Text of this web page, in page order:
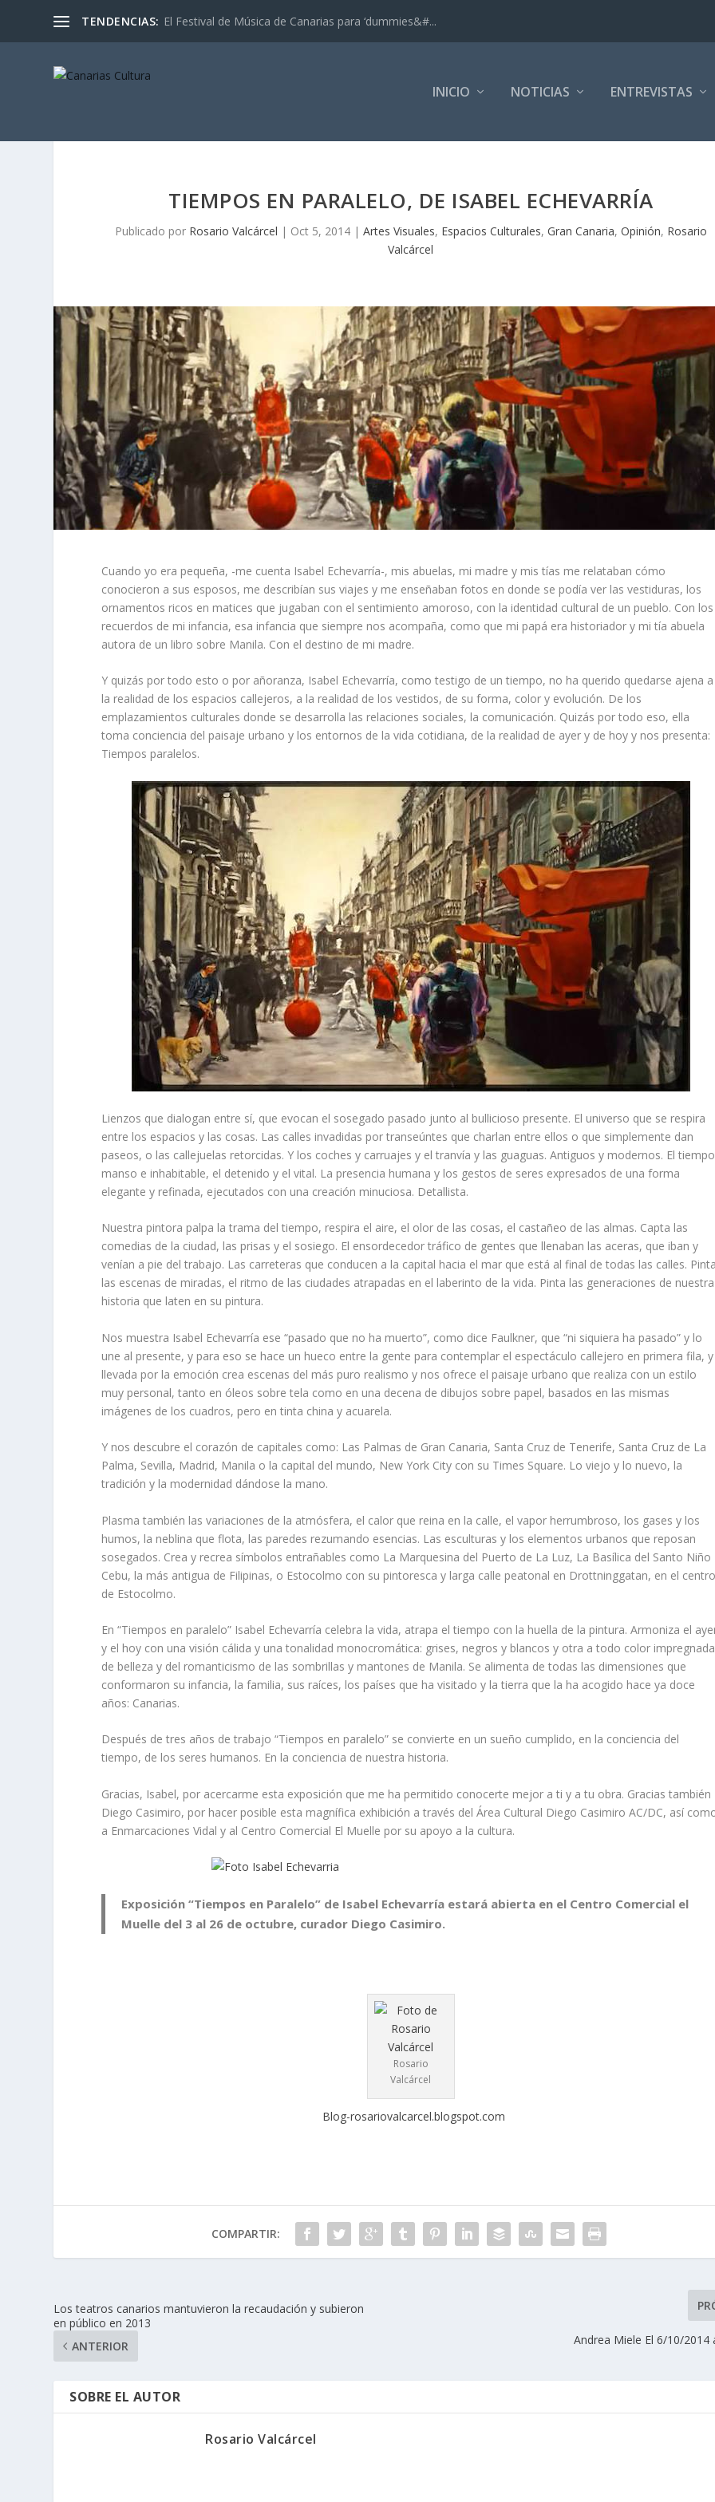
TENDENCIAS: El Festival de Música de Canarias para ‘dummies&#...
INICIO NOTICIAS ENTREVISTAS
TIEMPOS EN PARALELO, DE ISABEL ECHEVARRÍA
Publicado por Rosario Valcárcel | Oct 5, 2014| Artes Visuales, Espacios Culturales, Gran Canaria, Opinión, Rosario
Valcárcel
Cuando yo era pequeña, -me cuenta Isabel Echevarría-, mis abuelas, mi madre y mis tías me relataban cómo
conocieron a sus esposos, me describían sus viajes y me enseñaban fotos en donde se podía ver las vestiduras, los
ornamentos ricos en matices que jugaban con el sentimiento amoroso, con la identidad cultural de un pueblo. Con los
recuerdos de mi infancia, esa infancia que siempre nos acompaña, como que mi papá era historiador y mi tía abuela
autora de un libro sobre Manila. Con el destino de mi madre.
Y quizás por todo esto o por añoranza, Isabel Echevarría, como testigo de un tiempo, no ha querido quedarse ajena a
la realidad de los espacios callejeros, a la realidad de los vestidos, de su forma, color y evolución. De los
emplazamientos culturales donde se desarrolla las relaciones sociales, la comunicación. Quizás por todo eso, ella
toma conciencia del paisaje urbano y los entornos de la vida cotidiana, de la realidad de ayer y de hoy y nos presenta:
Tiempos paralelos.
Lienzos que dialogan entre sí, que evocan el sosegado pasado junto al bullicioso presente. El universo que se respira
entre los espacios y las cosas. Las calles invadidas por transeúntes que charlan entre ellos o que simplemente dan
paseos, o las callejuelas retorcidas. Y los coches y carruajes y el tranvía y las guaguas. Antiguos y modernos. El tiempo
manso e inhabitable, el detenido y el vital. La presencia humana y los gestos de seres expresados de una forma
elegante y refinada, ejecutados con una creación minuciosa. Detallista.
Nuestra pintora palpa la trama del tiempo, respira el aire, el olor de las cosas, el castañeo de las almas. Capta las
comedias de la ciudad, las prisas y el sosiego. El ensordecedor tráfico de gentes que llenaban las aceras, que iban y
venían a pie del trabajo. Las carreteras que conducen a la capital hacia el mar que está al final de todas las calles.
las escenas de miradas, el ritmo de las ciudades atrapadas en el laberinto de la vida. Pinta las generaciones de nuestra
historia que laten en su pintura.
Nos muestra Isabel Echevarría ese “pasado que no ha muerto”, como dice Faulkner, que “ni siquiera ha pasado” y lo
une al presente, y para eso se hace un hueco entre la gente para contemplar el espectáculo callejero en primera fila, y
llevada por la emoción crea escenas del más puro realismo y nos ofrece el paisaje urbano que realiza con un estilo
muy personal, tanto en óleos sobre tela como en una decena de dibujos sobre papel, basados en las mismas
imágenes de los cuadros, pero en tinta china y acuarela.
Y nos descubre el corazón de capitales como: Las Palmas de Gran Canaria, Santa Cruz de Tenerife, Santa Cruz de La
Palma, Sevilla, Madrid, Manila o la capital del mundo, New York City con su Times Square. Lo viejo y lo nuevo, la
tradición y la modernidad dándose la mano.
Plasma también las variaciones de la atmósfera, el calor que reina en la calle, el vapor herrumbroso, los gases y los
humos, la neblina que flota, las paredes rezumando esencias. Las esculturas y los elementos urbanos que reposan
sosegados. Crea y recrea símbolos entrañables como La Marquesina del Puerto de La Luz, La Basílica del Santo Niño
Cebu, la más antigua de Filipinas, o Estocolmo con su pintoresca y larga calle peatonal en Drottninggatan, en el
de Estocolmo.
En “Tiempos en paralelo” Isabel Echevarría celebra la vida, atrapa el tiempo con la huella de la pintura. Armoniza el
y el hoy con una visión cálida y una tonalidad monocromática: grises, negros y blancos y otra a todo color impregnada
de belleza y del romanticismo de las sombrillas y mantones de Manila. Se alimenta de todas las dimensiones que
conformaron su infancia, la familia, sus raíces, los países que ha visitado y la tierra que la ha acogido hace ya doce
años: Canarias.
Después de tres años de trabajo “Tiempos en paralelo” se convierte en un sueño cumplido, en la conciencia del
tiempo, de los seres humanos. En la conciencia de nuestra historia.
Gracias, Isabel, por acercarme esta exposición que me ha permitido conocerte mejor a ti y a tu obra. Gracias también
Diego Casimiro, por hacer posible esta magnífica exhibición a través del Área Cultural Diego Casimiro AC/DC, así
a Enmarcaciones Vidal y al Centro Comercial El Muelle por su apoyo a la cultura.
Exposición “Tiempos en Paralelo” de Isabel Echevarría estará abierta en el Centro Comercial el
Muelle del 3 al 26 de octubre, curador Diego Casimiro.
Rosario
Valcárcel
Blog-rosariovalcarcel.blogspot.com
COMPARTIR:
Los teatros canarios mantuvieron la recaudación y subieron
en público en 2013
ANTERIOR
Andrea Miele El 6/10/2014
SOBRE EL AUTOR
Rosario Valcárcel